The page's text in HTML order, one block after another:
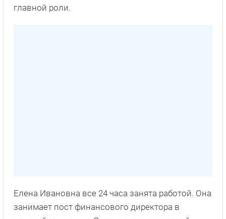
главной роли.
Елена Ивановна все 24 часа занята работой. Она
занимает пост финансового директора в